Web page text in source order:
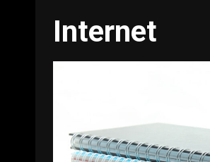
Internet